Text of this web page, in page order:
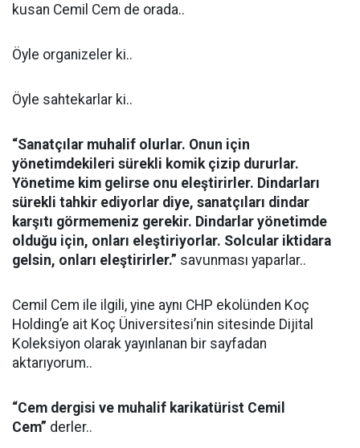
kusan Cemil Cem de orada..
Öyle organizeler ki..
Öyle sahtekarlar ki..
“Sanatçılar muhalif olurlar. Onun için
yönetimdekileri sürekli komik çizip dururlar.
Yönetime kim gelirse onu eleştirirler. Dindarları
sürekli tahkir ediyorlar diye, sanatçıları dindar
karşıtı görmemeniz gerekir. Dindarlar yönetimde
olduğu için, onları eleştiriyorlar. Solcular iktidara
gelsin, onları eleştirirler.” savunması yaparlar..
Cemil Cem ile ilgili, yine aynı CHP ekolünden Koç
Holding’e ait Koç Üniversitesi’nin sitesinde Dijital
Koleksiyon olarak yayınlanan bir sayfadan
aktarıyorum..
“Cem dergisi ve muhalif karikatürist Cemil
Cem” derler..